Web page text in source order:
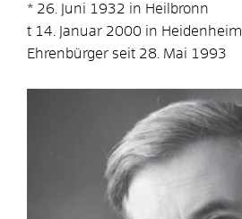
* 26. Juni 1932 in Heilbronn
t 14. Januar 2000 in Heidenheim
Ehrenbürger seit 28. Mai 1993